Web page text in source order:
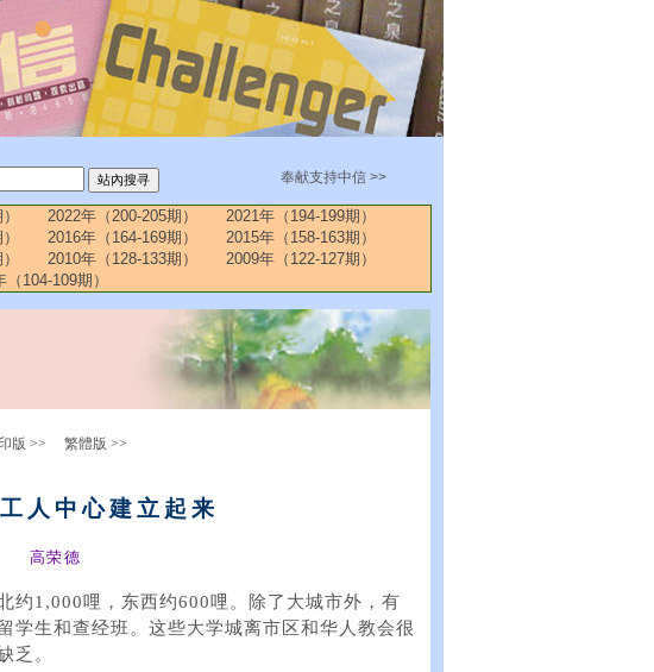
奉献支持中信 >>
2022年（200-205期）
2021年（194-199期）
2016年（164-169期）
2015年（158-163期）
2010年（128-133期）
2009年（122-127期）
（104-109期）
版 >> 繁體版 >>
人中心建立起来
高荣德
约1,000哩，东西约600哩。除了大城市外，有
学生和查经班。这些大学城离市区和华人教会很
乏。